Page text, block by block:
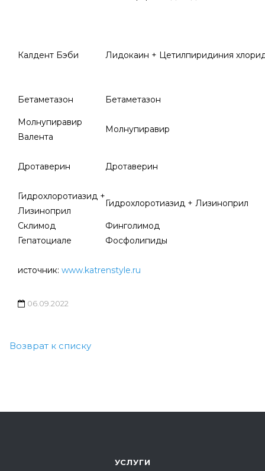
Калдент Бэби Лидокаин + Цетилпиридиния
Бетаметазон Бетаметазон
Молнупиравир
Валента
Молнупиравир
Дротаверин Дротаверин
Гидрохлоротиазид +
Лизиноприл
Гидрохлоротиазид + Лизиноприл
Склимод
Финголимод
Гепатоциале
Фосфолипиды
источник: www.katrenstyle.ru
06.09.2022
Возврат к списку
УСЛУГИ